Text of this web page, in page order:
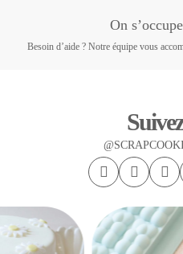
On
Besoin d’aide ? Notre équipe vous